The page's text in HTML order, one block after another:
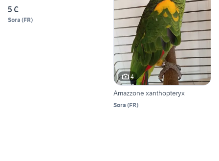
5 €
Sora (FR)
4
Amazzone xanthopteryx
Sora (FR)